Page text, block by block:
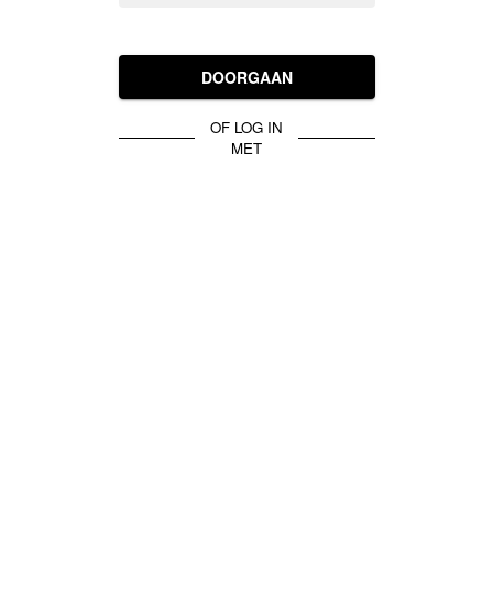
DOORGAAN
OF LOG IN
MET